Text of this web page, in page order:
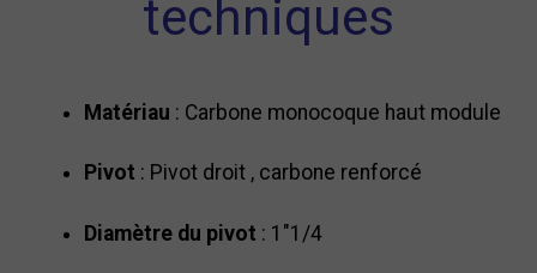
techniques
Matériau : Carbone monocoque haut module
Pivot : Pivot droit , carbone renforcé
Diamètre du pivot : 1"1/4